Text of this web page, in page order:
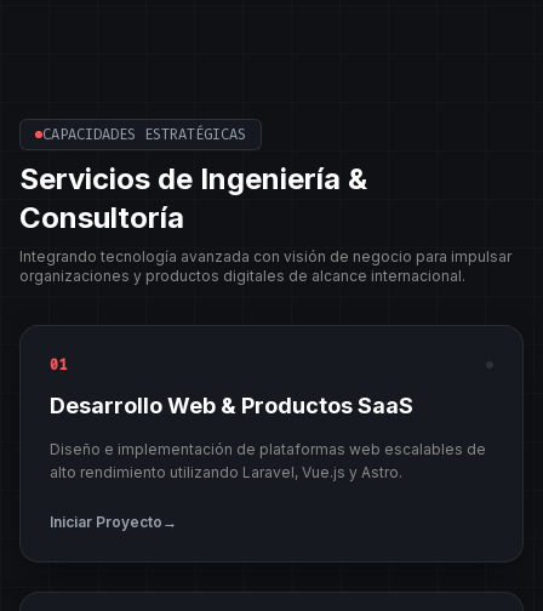
CAPACIDADES ESTRATÉGICAS
Servicios de Ingeniería &
Consultoría
Integrando tecnología avanzada con visión de negocio para impulsar
organizaciones y productos digitales de alcance internacional.
01
Desarrollo Web & Productos SaaS
Diseño e implementación de plataformas web escalables de
alto rendimiento utilizando Laravel, Vue.js y Astro.
Iniciar Proyecto →